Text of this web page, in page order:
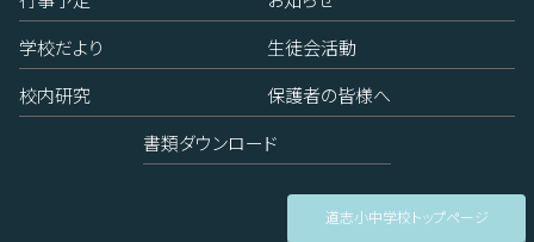
学校だより
生徒会活動
校内研究
保護者の皆様へ
書類ダウンロード
道志小中学校トップページ